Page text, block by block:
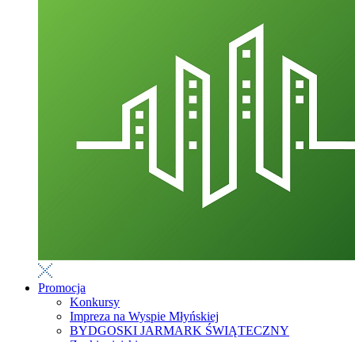
Promocja
Konkursy
Impreza na Wyspie Młyńskiej
BYDGOSKI JARMARK ŚWIĄTECZNY